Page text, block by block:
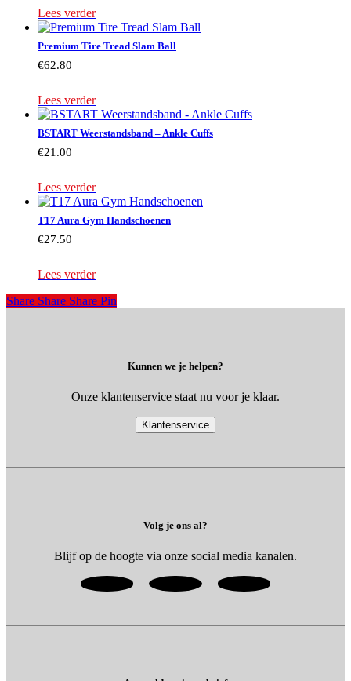
Lees verder
Premium Tire Tread Slam Ball
€62.80
Lees verder
BSTART Weerstandsband – Ankle Cuffs
€21.00
Lees verder
T17 Aura Gym Handschoenen
€27.50
Lees verder
Share
Share Share Share Pin
Kunnen we je helpen?
Onze klantenservice staat nu voor je klaar.
Klantenservice
Volg je ons al?
Blijf op de hoogte via onze social media kanalen.